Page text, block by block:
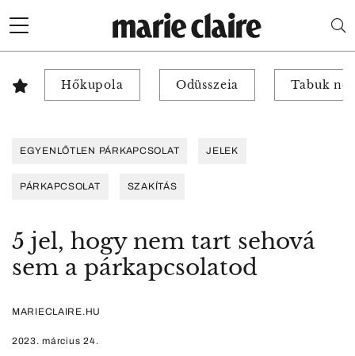
Hőkupola Odüsszeia Tabuk
EGYENLŐTLEN PÁRKAPCSOLAT JELEK
PÁRKAPCSOLAT SZAKÍTÁS
5 jel, hogy nem tart sehová
sem a párkapcsolatod
MARIECLAIRE.HU
2023. március 24.